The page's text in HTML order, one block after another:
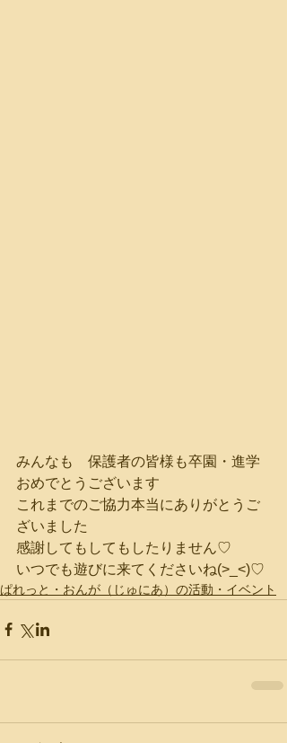
みんなも　保護者の皆様も卒園・進学
おめでとうございます
これまでのご協力本当にありがとうご
ざいました
感謝してもしてもしたりません♡
いつでも遊びに来てくださいね(>_<)♡
ぱれっと・おんが（じゅにあ）の活動・イベント